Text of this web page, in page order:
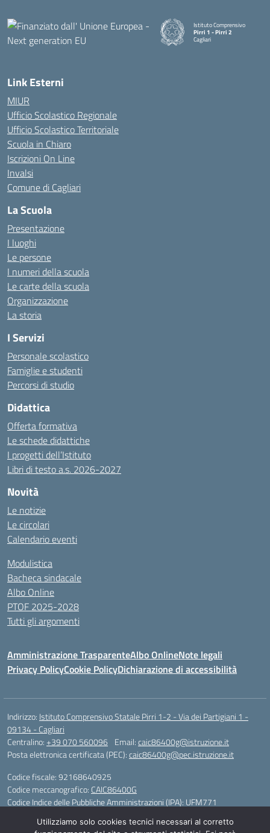
Istituto Comprensivo
Pirri 1 - Pirri 2
Cagliari
— Visita la pagina iniziale
Link Esterni
MIUR
Ufficio Scolastico Regionale
Ufficio Scolastico Territoriale
Scuola in Chiaro
Iscrizioni On Line
Invalsi
Comune di Cagliari
La Scuola
Presentazione
I luoghi
Le persone
I numeri della scuola
Le carte della scuola
Organizzazione
La storia
I Servizi
Personale scolastico
Famiglie e studenti
Percorsi di studio
Didattica
Offerta formativa
Le schede didattiche
I progetti dell’Istituto
Libri di testo a.s. 2026-2027
Novità
Le notizie
Le circolari
Calendario eventi
Modulistica
Bacheca sindacale
Albo Online
PTOF 2025-2028
Tutti gli argomenti
Amministrazione TrasparenteAlbo OnlineNote legali
Privacy PolicyCookie PolicyDichiarazione di accessibilità
Indirizzo: Istituto Comprensivo Statale Pirri 1-2 - Via dei Partigiani 1 -
09134 - Cagliari
Centralino:+39 070 560096 Email:caic86400g@istruzione.it
Posta elettronica certificata (PEC):caic86400g@pec.istruzione.it
Codice fiscale: 92168640925
Codice meccanografico: CAIC86400G
Codice Indice delle Pubbliche Amministrazioni (IPA): UFM771
IBAN - IT 46 W 0101504808000070626497
Utilizziamo solo cookies tecnici necessari al corretto